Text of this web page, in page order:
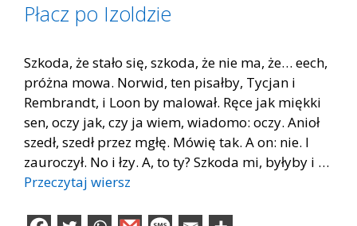
Płacz po Izoldzie
Szkoda, że stało się, szkoda, że nie ma, że… eech,
próżna mowa. Norwid, ten pisałby, Tycjan i
Rembrandt, i Loon by malował. Ręce jak miękki
sen, oczy jak, czy ja wiem, wiadomo: oczy. Anioł
szedł, szedł przez mgłę. Mówię tak. A on: nie. I
zauroczył. No i łzy. A, to ty? Szkoda mi, byłyby i …
Przeczytaj wiersz